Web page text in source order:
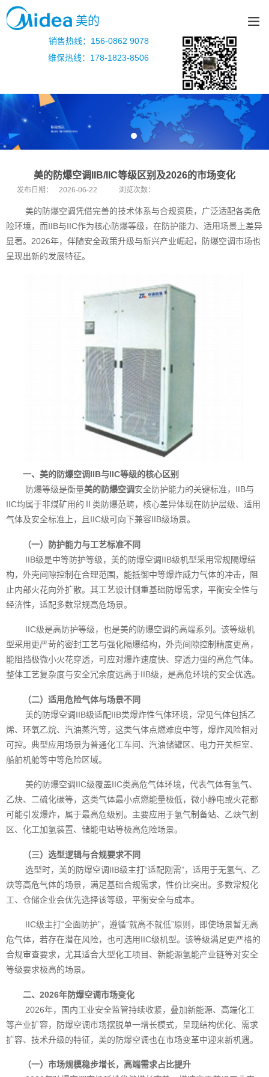
美的
销售热线：156-0862 9078
维保热线：178-1823-8506
美的防爆空调IIB/IIC等级区别及2026的市场变化
发布日期： 2026-06-22 浏览次数：
美的防爆空调凭借完善的技术体系与合规资质，广泛适配各类危
险环境，而IIB与IIC作为核心防爆等级，在防护能力、适用场景上差异
显著。2026年，伴随安全政策升级与新兴产业崛起，防爆空调市场也
呈现出新的发展特征。
一、美的防爆空调IIB与IIC等级的核心区别
防爆等级是衡量美的防爆空调安全防护能力的关键标准，IIB与
IIC均属于非煤矿用的Ⅱ类防爆范畴，核心差异体现在防护层级、适用
气体及安全标准上，且IIC级可向下兼容IIB级场景。
（一）防护能力与工艺标准不同
IIB级是中等防护等级，美的防爆空调IIB级机型采用常规隔爆结
构，外壳间隙控制在合理范围，能抵御中等爆炸威力气体的冲击，阻
止内部火花向外扩散。其工艺设计侧重基础防爆需求，平衡安全性与
经济性，适配多数常规高危场景。
IIC级是高防护等级，也是美的防爆空调的高端系列。该等级机
型采用更严苛的密封工艺与强化隔爆结构，外壳间隙控制精度更高，
能阻挡极微小火花穿透，可应对爆炸速度快、穿透力强的高危气体。
整体工艺复杂度与安全冗余度远高于IIB级，是高危环境的安全优选。
（二）适用危险气体与场景不同
美的防爆空调IIB级适配IIB类爆炸性气体环境，常见气体包括乙
烯、环氧乙烷、汽油蒸汽等，这类气体点燃难度中等，爆炸风险相对
可控。典型应用场景为普通化工车间、汽油储罐区、电力开关柜室、
船舶机舱等中等危险区域。
美的防爆空调IIC级覆盖IIC类高危气体环境，代表气体有氢气、
乙炔、二硫化碳等，这类气体最小点燃能量极低，微小静电或火花都
可能引发爆炸，属于最高危级别。主要应用于氢气制备站、乙炔气割
区、化工加氢装置、储能电站等极高危险场景。
（三）选型逻辑与合规要求不同
选型时，美的防爆空调IIB级主打“适配刚需”，适用于无氢气、乙
炔等高危气体的场景，满足基础合规需求，性价比突出。多数常规化
工、仓储企业会优先选择该等级，平衡安全与成本。
IIC级主打“全面防护”，遵循“就高不就低”原则，即使场景暂无高
危气体，若存在潜在风险，也可选用IIC级机型。该等级满足更严格的
合规审查要求，尤其适合大型化工项目、新能源氢能产业链等对安全
等级要求极高的场景。
二、2026年防爆空调市场变化
2026年，国内工业安全监管持续收紧，叠加新能源、高端化工
等产业扩容，防爆空调市场摆脱单一增长模式，呈现结构优化、需求
扩容、技术升级的特征，美的防爆空调也在市场变革中迎来新机遇。
（一）市场规模稳步增长，高端需求占比提升